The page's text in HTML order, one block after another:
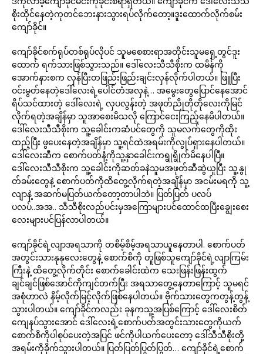
စိုးထိုင်နေတဲ့ကုတင်ဘေးနားသွားရပ်လိုက်တော့။ဒူးထောက်လိုက်စမ်း
ကျော်ခိုင်။
ကျော်ခိုင်စက်ရုပ်တစ်ရုပ်လိုပင် သူမစေစားရာအတိုင်းသူမရှေ့တွင်ဒူး
ထောက် ရက်သားဖြစ်သွားသည်။ ဒေါ်လေးသီသီစိုးက ထမိန်ကို
အောက်နားစက လှန်ပြီးတဖြည်းဖြည်းချင်းလှန်လိုက်ပါတယ်။ ဖြူပြီး
ဝင်းမွတ်နေတဲ့ဒေါ်လေးရဲ့ပေါင်တံအလှနဲ့… အမွေးတွေပြောင်နေအောင်
ရိပ်သင်ထားတဲ့ ဒေါ်လေးရဲ့ လှပလွန်းတဲ့ အဖုတ်ညိုတိုတိုလေးကိုမြင်
လိုက်ရတဲ့အချိန်မှာ သူအာစေးမိသလို ကြောင်ငေးကြည့်နေမိပါတယ်။
ဒေါ်လေးသီသီစိုးက သူ့ခေါင်းကဆံပင်တွေကို သူမလက်တွေကိုထိုး
ထည့်ပြီး ဖွပေးနေတဲ့အချိန်မှာ သူ့ရင်ထဲအရမ်းကိုလွုပ်ရှားနေပါတယ်။
ဒေါ်လေးဆီက စောက်ပတ်နံ့ကိုသူ့နှာခေါင်းကရွုရွိုက်မိနေပါပြီ။
ဒေါ်လေးသီသီစိုးက သူ့ခေါင်းကိုဆတ်ခနဲသူမအဖုတ်ဆီဆွဲယူပြီး သူ့နွု
တ်ခမ်းတွေနဲ့ စောက်ပတ်ကိုထိတွေ့လိုက်ရတဲ့အချိန်မှာ အငမ်းမရကို သူ့
လျာနဲ့ အဆက်မပြတ်ယက်တော့တာပါဘဲ။ ပြတ်ပြတ် ပလပ်
ပလပ်..အအ.. သီသီစိုးလည်ပင်းမှအကြောများပင်ထောင်ထပြီးချွေးစေး
လေးများပင်ပြန်လာပါတယ်။
ကျော်ခိုင်ရဲ့လျာအရသာကို တစိမ့်စိမ့်အရသာယူနေတာပါ. စောက်ပတ်
အတွင်းသားနုနုလေးတွေနဲ့ စောက်စိကို တူဖြစ်သူကျော်ခိုင်ရဲ့လျာကြမ်း
ကြီးနဲ့ ထိတွေ့လိုက်တိုင်း စောက်ခေါင်းထဲက သေးဖြန်းဖြန်းထွက်
ချင်ချင်ဖြစ်အောင်ကိုကျင်တက်ပြီး အရသာတွေ့နေတာကြောင့် သူမရင်
အစုံဟာလဲ နိမ့်လိုက်မြင့်လိုက်ဖြစ်နေပါတယ်။ ဗိုက်သားတွေကတွန့်တွန့်
သွားပါတယ်။ ကျော်ခိုင်ကလည်း ခုနကသူ့အပြစ်ကြောင့် ဒေါ်လေးစိတ်
ကျေနပ်သွားအောင် ဒေါ်လေးရဲ့စောက်ပတ်အတွင်းသားတွေကိုယက်
စောက်စိကိုပါစုပ်ပေးတဲ့အပြင် ဖင်ကိုပါယက်ပေးတော့ ဒေါ်သီသီစိုးတို့
အရမ်းကိုခိုက်သွားပါတယ်။ ပြတ်ပြတ်ပြွတ်ပြွတ်… ကျော်ခိုင်ရဲ့စောက်